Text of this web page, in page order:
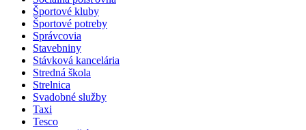
Športové kluby
Športové potreby
Správcovia
Stavebniny
Stávková kancelária
Stredná škola
Strelnica
Svadobné služby
Taxi
Tesco